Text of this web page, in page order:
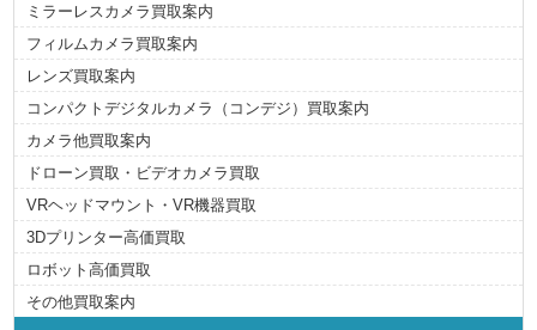
ミラーレスカメラ買取案内
フィルムカメラ買取案内
レンズ買取案内
コンパクトデジタルカメラ（コンデジ）買取案内
カメラ他買取案内
ドローン買取・ビデオカメラ買取
VRヘッドマウント・VR機器買取
3Dプリンター高価買取
ロボット高価買取
その他買取案内